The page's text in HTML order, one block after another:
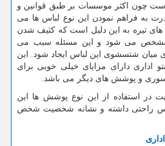
چون اکثر موسسات بر طبق قوانین و
به فراهم نمودن این نوع لباس ها می
های تیره به این دلیل است که کثیف شدن
مشخص می شود و این مسئله سبب می
میان شتسشوی این لباس ایجاد شود. این
اداری دارای مزایای خیلی خوبی برای
و پوشش های دیگر می باشد.
در استفاده از این نوع پوشش ها این
راحتی داشته و نشانه شخصیت شخص